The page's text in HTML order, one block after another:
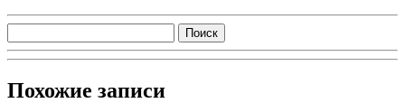
Похожие записи